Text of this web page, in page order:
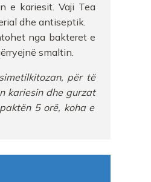
e kariesit. Vaji Tea
dhe antiseptik.
nga bakteret e
smaltin.
, për të
kariesin dhe gurzat
paktën5 orë, kohae